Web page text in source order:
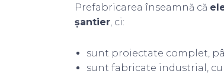
Prefabricarea înseamnă că
șantier, ci:
sunt proiectate complet,
sunt fabricate industrial,